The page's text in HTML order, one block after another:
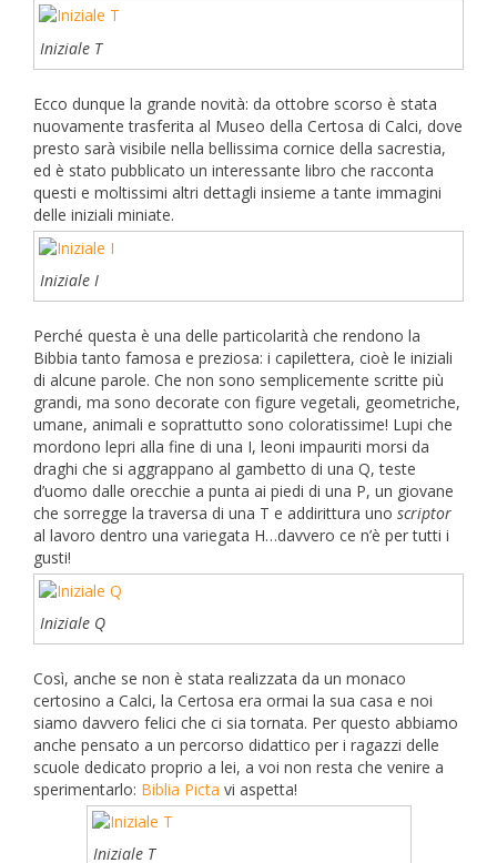
Iniziale T
Ecco dunque la grande novità: da ottobre scorso è stata
nuovamente trasferita al Museo della Certosa di Calci, dove
presto sarà visibile nella bellissima cornice della sacrestia,
ed è stato pubblicato un interessante libro che racconta
questi e moltissimi altri dettagli insieme a tante immagini
delle iniziali miniate.
Iniziale I
Perché questa è una delle particolarità che rendono la
Bibbia tanto famosa e preziosa: i capilettera, cioè le iniziali
di alcune parole. Che non sono semplicemente scritte più
grandi, ma sono decorate con figure vegetali, geometriche,
umane, animali e soprattutto sono coloratissime! Lupi che
mordono lepri alla fine di una I, leoni impauriti morsi da
draghi che si aggrappano al gambetto di una Q, teste
d’uomo dalle orecchie a punta ai piedi di una P, un giovane
che sorregge la traversa di una T e addirittura uno scriptor
al lavoro dentro una variegata H…davvero ce n’è per tutti i
gusti!
Iniziale Q
Così, anche se non è stata realizzata da un monaco
certosino a Calci, la Certosa era ormai la sua casa e noi
siamo davvero felici che ci sia tornata. Per questo abbiamo
anche pensato a un percorso didattico per i ragazzi delle
scuole dedicato proprio a lei, a voi non resta che venire a
sperimentarlo: Biblia Picta vi aspetta!
Iniziale T